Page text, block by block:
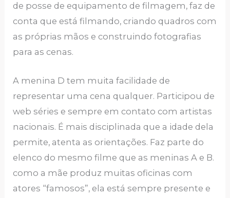
de posse de equipamento de filmagem, faz de
conta que está filmando, criando quadros com
as próprias mãos e construindo fotografias
para as cenas.
A menina D tem muita facilidade de
representar uma cena qualquer. Participou de
web séries e sempre em contato com artistas
nacionais. É mais disciplinada que a idade dela
permite, atenta as orientações. Faz parte do
elenco do mesmo filme que as meninas A e B.
como a mãe produz muitas oficinas com
atores “famosos”, ela está sempre presente e